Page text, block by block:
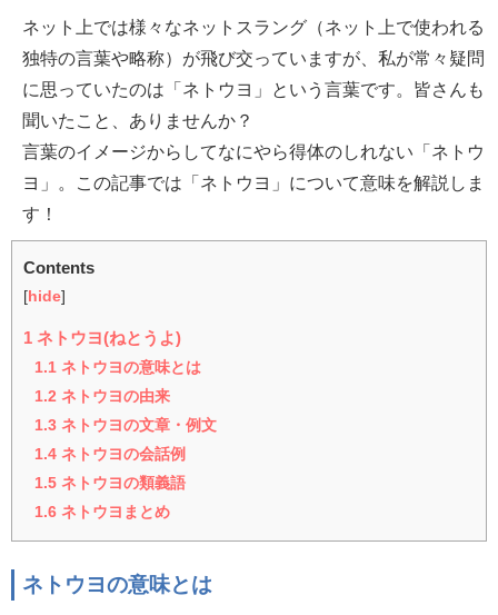
ネット上では様々なネットスラング（ネット上で使われる
独特の言葉や略称）が飛び交っていますが、私が常々疑問
に思っていたのは「ネトウヨ」という言葉です。皆さんも
聞いたこと、ありませんか？
言葉のイメージからしてなにやら得体のしれない「ネトウ
ヨ」。この記事では「ネトウヨ」について意味を解説しま
す！
Contents
[ hide]
1 ネトウヨ(ねとうよ)
1.1 ネトウヨの意味とは
1.2 ネトウヨの由来
1.3 ネトウヨの文章・例文
1.4 ネトウヨの会話例
1.5 ネトウヨの類義語
1.6 ネトウヨまとめ
ネトウヨの意味とは